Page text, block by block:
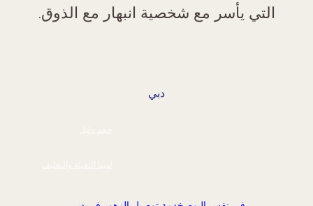
التي يأسر مع شخصية انبهار مع الذوق.
دبي